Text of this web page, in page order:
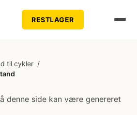
RESTLAGER
til cykler /
denne side kan være genereret